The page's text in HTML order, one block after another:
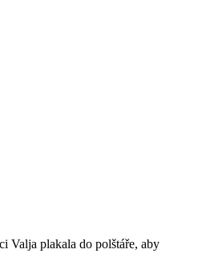
Valja plakala do polštáře, aby